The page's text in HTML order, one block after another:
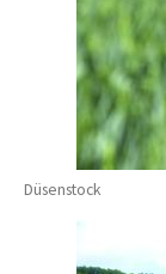
Düsenstock